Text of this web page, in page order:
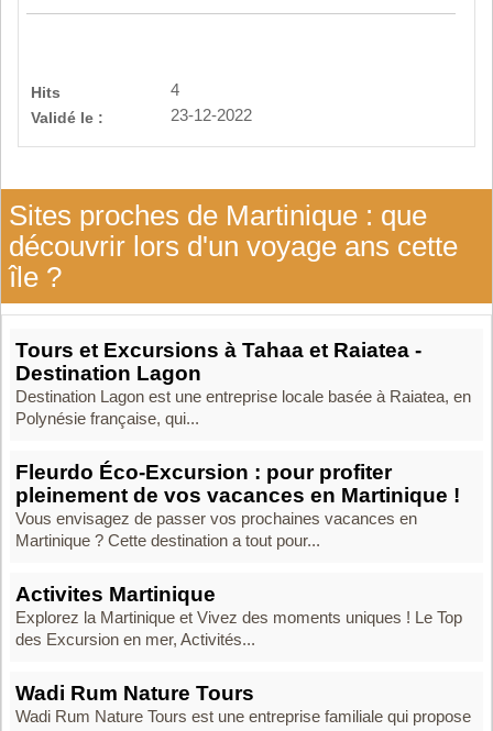
Hits
4
Validé le :
23-12-2022
Sites proches de Martinique : que
découvrir lors d'un voyage ans cette
île ?
Tours et Excursions à Tahaa et Raiatea -
Destination Lagon
Destination Lagon est une entreprise locale basée à Raiatea, en
Polynésie française, qui...
Fleurdo Éco-Excursion : pour profiter
pleinement de vos vacances en Martinique !
Vous envisagez de passer vos prochaines vacances en
Martinique ? Cette destination a tout pour...
Activites Martinique
Explorez la Martinique et Vivez des moments uniques ! Le Top
des Excursion en mer, Activités...
Wadi Rum Nature Tours
Wadi Rum Nature Tours est une entreprise familiale qui propose